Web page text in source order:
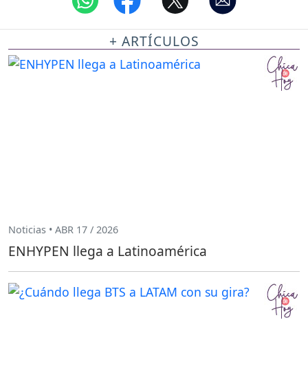
+ ARTÍCULOS
Noticias • ABR 17 / 2026
ENHYPEN llega a Latinoamérica